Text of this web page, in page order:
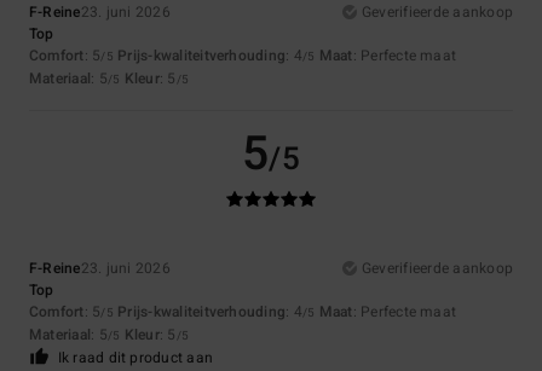
F-Reine23. juni 2026
Geverifieerde aankoop
Top
Comfort: 5/5 Prijs-kwaliteitverhouding: 4/5 Maat: Perfecte maat
Materiaal: 5/5 Kleur: 5 /5
5/5
F-Reine23. juni 2026
Geverifieerde aankoop
Top
Comfort: 5/5 Prijs-kwaliteitverhouding: 4/5 Maat: Perfecte maat
Materiaal: 5/5 Kleur: 5 /5
Ik raad dit product aan